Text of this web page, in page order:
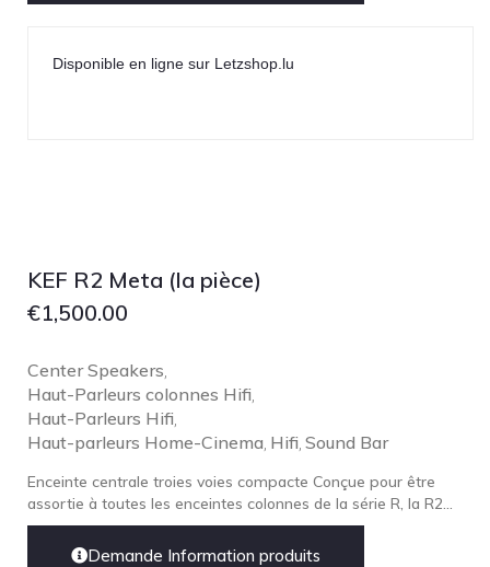
Disponible en ligne sur Letzshop.lu
KEF R2 Meta (la pièce)
€1,500.00
Center Speakers
Haut-Parleurs colonnes Hifi
Haut-Parleurs Hifi
Haut-parleurs Home-Cinema Hifi Sound Bar
Enceinte centrale troies voies compacte Conçue pour être
assortie à toutes les enceintes colonnes de la série R, la R2...
Demande Information produits